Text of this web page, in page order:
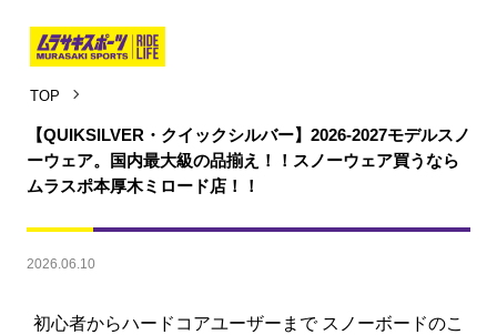
TOP
2026.06.10
【QUIKSILVER・クイックシルバー】2026-2027モデルスノ
ーウェア。国内最大級の品揃え！！スノーウェア買うなら
ムラスポ本厚木ミロード店！！
初心者からハードコアユーザーまで スノーボードのこ